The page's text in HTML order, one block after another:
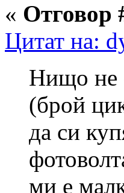
« Отговор
Цитат на:
Нищо не
(брой
да си
ми е